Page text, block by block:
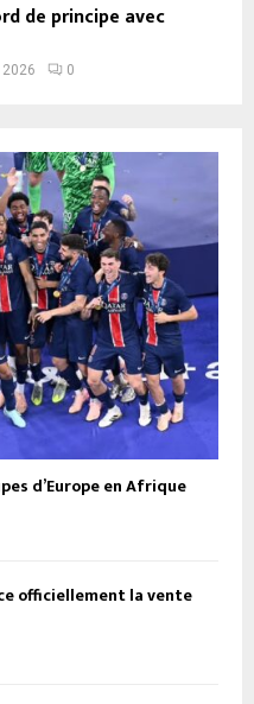
de principe avec
0
d’Europe en Afrique
officiellement la vente